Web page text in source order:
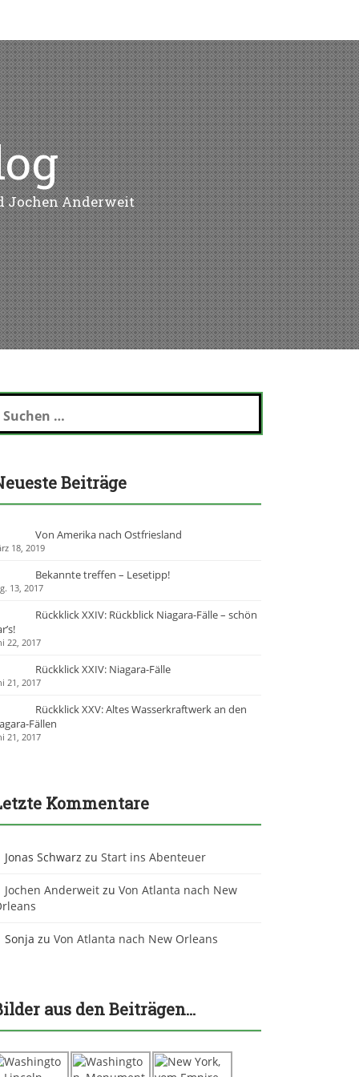
Jochen Anderweit
Beiträge
Von Amerika nach Ostfriesland
18, 2019
Bekannte treffen – Lesetipp!
13, 2017
Rückklick XXIV: Rückblick Niagara-Fälle – schön
22, 2017
Rückklick XXIV: Niagara-Fälle
21, 2017
Rückklick XXV: Altes Wasserkraftwerk an den
Fällen
21, 2017
Kommentare
Jonas Schwarz zu Start ins Abenteuer
Jochen Anderweit zu Von Atlanta nach New
Sonja zu Von Atlanta nach New Orleans
aus den Beiträgen…